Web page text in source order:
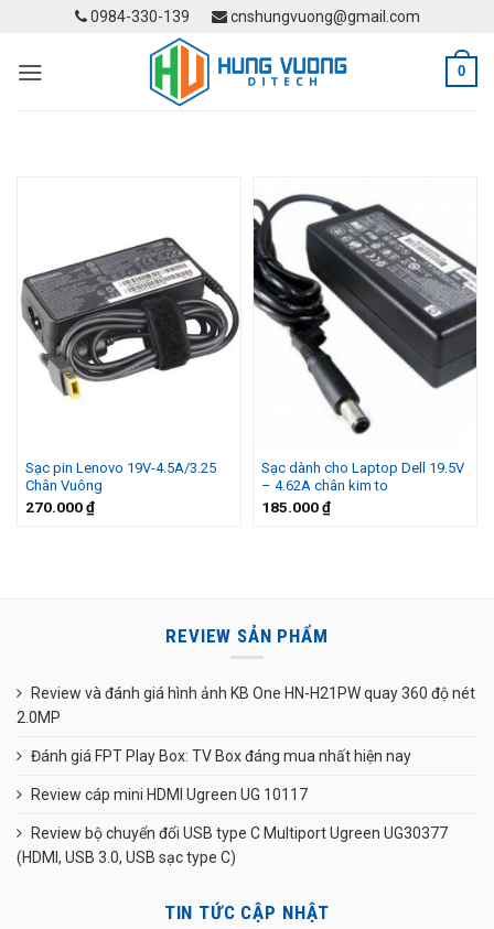
content
0984-330-139 cnshungvuong@gmail.com
0
Sạc pin Lenovo 19V-4.5A/3.25
Chân Vuông
270.000₫
Sạc dành cho Laptop Dell 19.5V
– 4.62A chân kim to
185.000₫
REVIEW SẢN PHẨM
Review và đánh giá hình ảnh KB One HN-H21PW quay 360 độ nét
2.0MP
Đánh giá FPT Play Box: TV Box đáng mua nhất hiện nay
Review cáp mini HDMI Ugreen UG 10117
Review bộ chuyển đổi USB type C Multiport Ugreen UG30377
(HDMI, USB 3.0, USB sạc type C)
TIN TỨC CẬP NHẬT